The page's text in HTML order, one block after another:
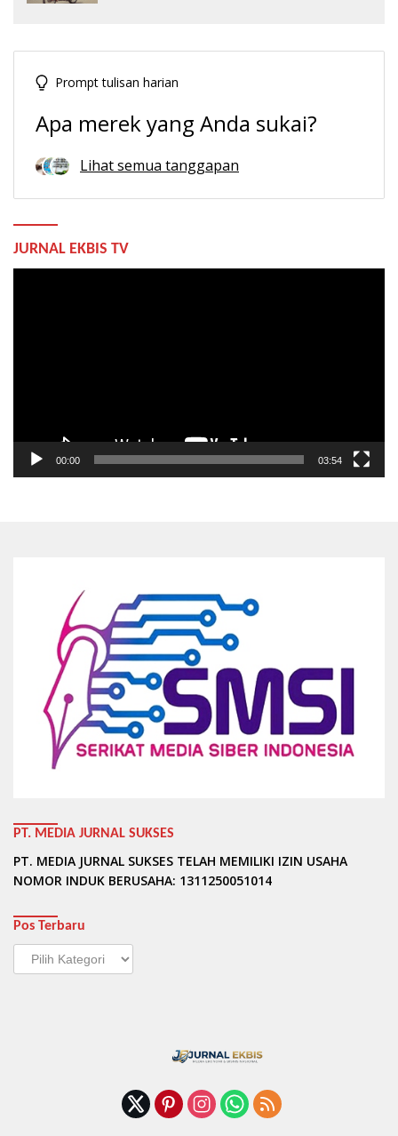
Prompt tulisan harian
Apa merek yang Anda sukai?
Lihat semua tanggapan
JURNAL EKBIS TV
00:00 03:54
PT. MEDIA JURNAL SUKSES
PT. MEDIA JURNAL SUKSES TELAH MEMILIKI IZIN USAHA
NOMOR INDUK BERUSAHA: 1311250051014
Pos Terbaru
Pos
Terbaru